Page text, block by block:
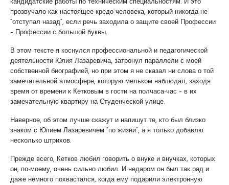
кандидатские работы по техническим специальностям. И это
прозвучало как настоящее кредо человека, который никогда не
“отступал назад”, если речь заходила о защите своей Профессии
– Профессии с большой буквы.
В этом тексте я коснулся профессиональной и педагогической
деятельности Юлия Лазаревича, затронул параллели с моей
собственной биографией, но при этом я не сказал ни слова о той
замечательной атмосфере, которую мельком наблюдал, заходя
время от времени к Кетковым в гости на полчаса-час – в их
замечательную квартиру на Студенческой улице.
Наверное, об этом лучше скажут и напишут те, кто был близко
знаком с Юлием Лазаревичем “по жизни”, а я только добавлю
несколько штрихов.
Прежде всего, Кетков любил говорить о внуке и внучках, которых
он, по-моему, очень сильно любил. И недаром он был так рад и
даже немного похвастался, когда ему подарили электронную